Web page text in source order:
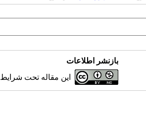
بازنشر اطلاعات
این مقاله تحت شرایط